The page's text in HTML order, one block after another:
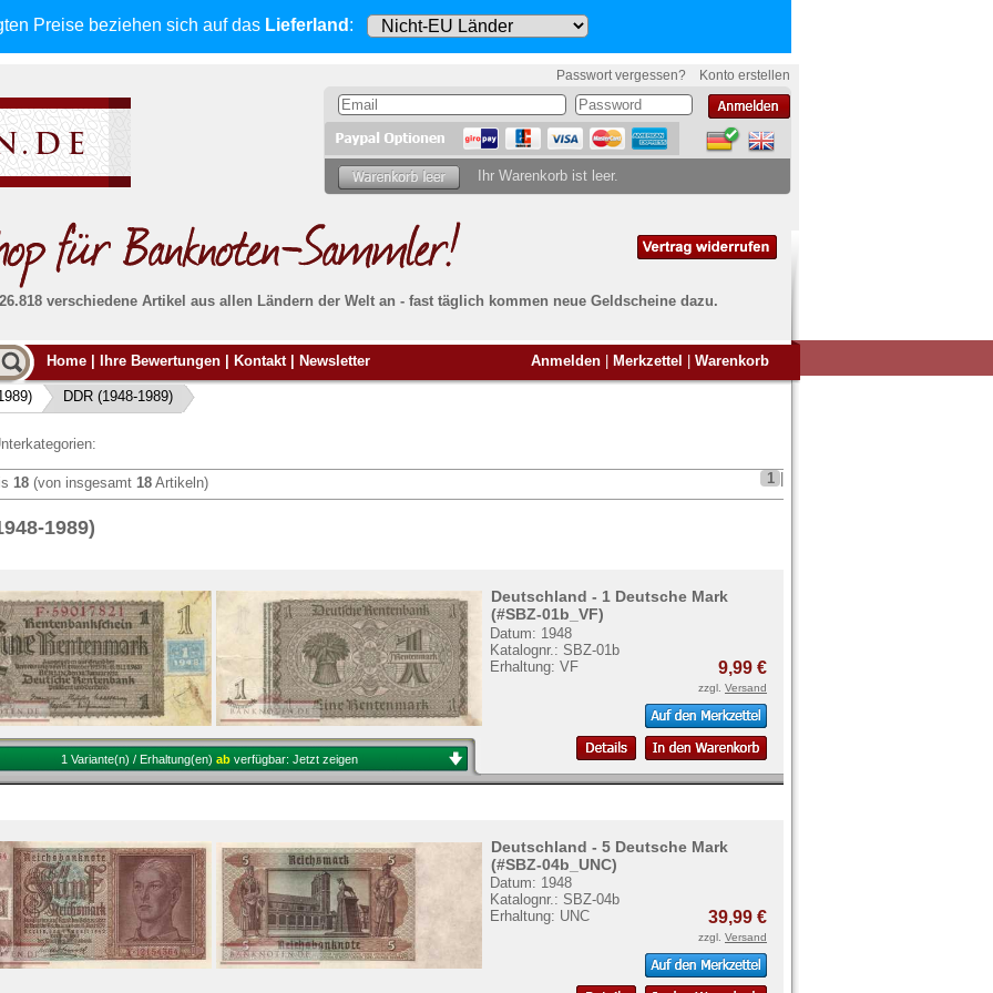
Preise beziehen sich auf das Lieferland :
Passwort vergessen? Konto erstellen
Ihr Warenkorb ist leer.
verschiedene Artikel aus allen Ländern der Welt an - fast täglich kommen neue Geldscheine dazu.
Alle Lieferungen, auch ins Ausland, werden
von uns voll versichert. Sie habenkein Risiko
falls die Sendung verloren geht oder beschädigt
wird.
Absolute Zuverlässigkeit:
Banknoten
Möchten Sie Banknoten
verkaufen?
Siehier.
Home Ihre Bewertungen Kontakt Newsletter Anmelden Merkzettel Warenkorb
DDR (1948-1989)
18 (von insgesamt 18 Artikeln) 1
1989)
Deutschland - 1 Deutsche Mark
(#SBZ-01b_VF)
Datum: 1948
Katalognr.: SBZ-01b
Erhaltung: VF
9,99 €
zzgl. Versand
1 Variante(n) / Erhaltung(en) ab verfügbar: Jetzt zeigen
Deutschland - 5 Deutsche Mark
(#SBZ-04b_UNC)
Datum: 1948
Katalognr.: SBZ-04b
Erhaltung: UNC
39,99 €
zzgl. Versand